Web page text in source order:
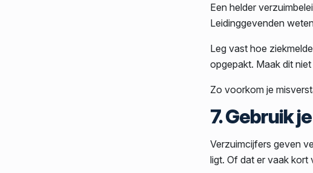
Een helder
Leidinggevenden
Leg vast hoe
opgepakt. Maak dit
Zo voorkom je
7. Gebruik
Verzuimcijfers geven
ligt. Of dat er vaak kort